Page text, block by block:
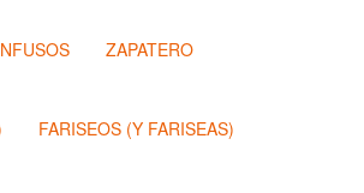
ZAPATERO
FARISEOS (Y FARISEAS)